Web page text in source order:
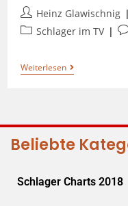
Heinz Glawischnig
Schlager im TV
Weiterlesen
Beliebte
Schlager Charts 2018